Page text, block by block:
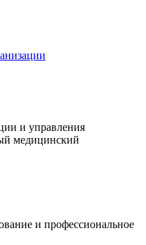
и управления
медицинский
и профессиональное